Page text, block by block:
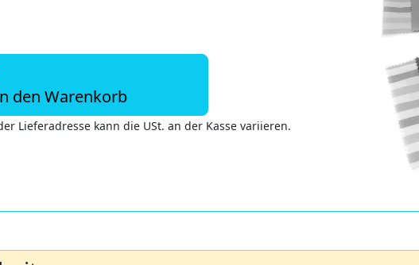
den Warenkorb
Lieferadresse kann die USt. an der Kasse variieren.